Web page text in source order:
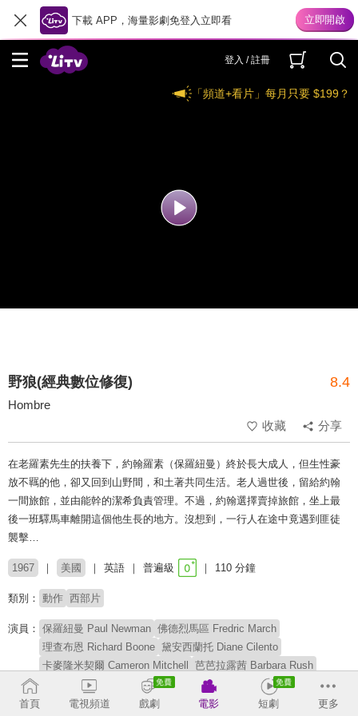
下載 APP，海量影劇免登入立即看
登入 / 註冊
「頻道+看片」每月只要 $199？
野狼(經典數位修復) 8.4
Hombre
收藏
分享
在老羅素先生的扶養下，約翰羅素（保羅紐曼）終於長大成人，但生性豪
放不羈的他，卻又回到山野間，和土著共同生活。老人過世後，留給約翰
一間旅館，並由能幹的潔希負責管理。不過，約翰選擇賣掉旅館，坐上最
後一班驛馬車離開這個他生長的地方。沒想到，一行人在途中竟遇到匪徒
襲擊…
1967 美國 英語 普遍級 110 分鐘
類別： 動作 西部片
演員： 保羅紐曼 Paul Newman 佛德烈馬區 Fredric March
理查布恩 Richard Boone 黛安西蘭托 Diane Cilento
卡麥隆米契爾 Cameron Mitchell
芭芭拉露茜 Barbara Rush
彼得拉澤 Peter Lazer
瑪格麗特伯萊 Margaret Blye
馬丁鮑爾薩姆 Martin Balsam
斯基普沃德 Skip Ward
首頁 電視頻道 戲劇 電影 短劇 更多